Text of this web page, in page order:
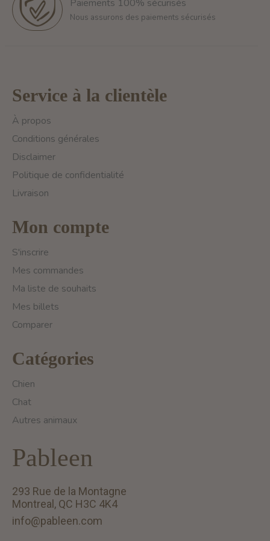
Paiements 100% sécurisés
Nous assurons des paiements sécurisés
Service à la clientèle
À propos
Conditions générales
Disclaimer
Politique de confidentialité
Livraison
Mon compte
S'inscrire
Mes commandes
Ma liste de souhaits
Mes billets
Comparer
Catégories
Chien
Chat
Autres animaux
Pableen
293 Rue de la Montagne
Montreal, QC H3C 4K4
info@pableen.com